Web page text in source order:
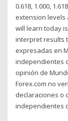
0.618, 1.000,
extension levels
will learn today
interpret results
expresadas en
independientes
opinión de
Forex.com no
declaraciones o
independientes